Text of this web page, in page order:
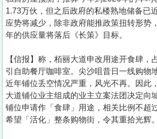
1.73万伙，但之后政府的私楼熟地储备已
应势将减少，除非政府能推政策扭转形势
年的供应量将落后《长策》目标。
【信报】称，栢丽大道申改用途开食肆，
引自助餐厅咖啡室。尖沙咀昔日一线购物
近年铺位丢空情况严重，风光不再。因此
大道铺位业主组成的业主立案法团决定向
铺位申请作「食肆」用途，相关比例不超
希望「活化」整条购物街，令其重拾光辉。